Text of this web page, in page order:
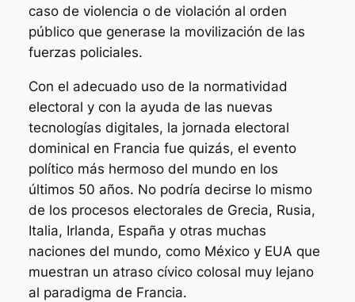
caso de violencia o de violación al orden
público que generase la movilización de las
fuerzas policiales.
Con el adecuado uso de la normatividad
electoral y con la ayuda de las nuevas
tecnologías digitales, la jornada electoral
dominical en Francia fue quizás, el evento
político más hermoso del mundo en los
últimos 50 años. No podría decirse lo mismo
de los procesos electorales de Grecia, Rusia,
Italia, Irlanda, España y otras muchas
naciones del mundo, como México y EUA que
muestran un atraso cívico colosal muy lejano
al paradigma de Francia.